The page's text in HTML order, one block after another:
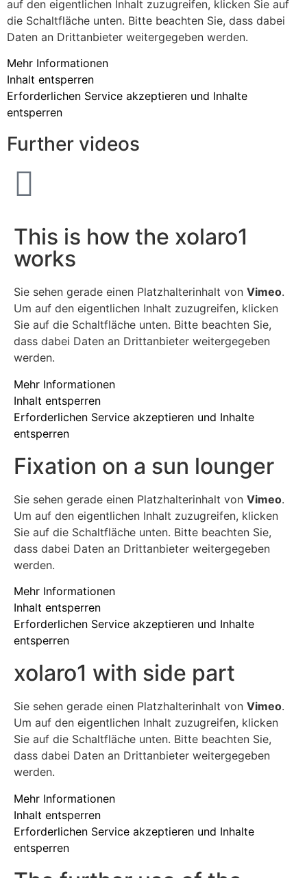
auf den eigentlichen Inhalt zuzugreifen, klicken Sie auf
die Schaltfläche unten. Bitte beachten Sie, dass dabei
Daten an Drittanbieter weitergegeben werden.
Mehr Informationen
Inhalt entsperren
Erforderlichen Service akzeptieren und Inhalte
entsperren
Further videos
This is how the xolaro1
works
Sie sehen gerade einen Platzhalterinhalt von Vimeo.
Um auf den eigentlichen Inhalt zuzugreifen, klicken
Sie auf die Schaltfläche unten. Bitte beachten Sie,
dass dabei Daten an Drittanbieter weitergegeben
werden.
Mehr Informationen
Inhalt entsperren
Erforderlichen Service akzeptieren und Inhalte
entsperren
Fixation on a sun lounger
Sie sehen gerade einen Platzhalterinhalt von Vimeo.
Um auf den eigentlichen Inhalt zuzugreifen, klicken
Sie auf die Schaltfläche unten. Bitte beachten Sie,
dass dabei Daten an Drittanbieter weitergegeben
werden.
Mehr Informationen
Inhalt entsperren
Erforderlichen Service akzeptieren und Inhalte
entsperren
xolaro1 with side part
Sie sehen gerade einen Platzhalterinhalt von Vimeo.
Um auf den eigentlichen Inhalt zuzugreifen, klicken
Sie auf die Schaltfläche unten. Bitte beachten Sie,
dass dabei Daten an Drittanbieter weitergegeben
werden.
Mehr Informationen
Inhalt entsperren
Erforderlichen Service akzeptieren und Inhalte
entsperren